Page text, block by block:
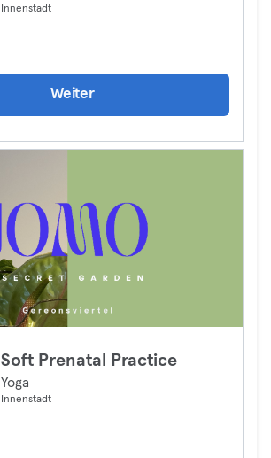
Innenstadt
Weiter
Soft Prenatal Practice
Yoga
Innenstadt